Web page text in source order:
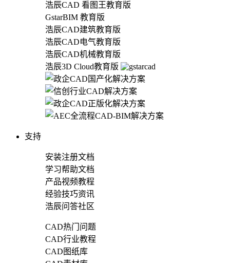
浩辰CAD 看图王教育版
GstarBIM 教育版
浩辰CAD建筑教育版
浩辰CAD电气教育版
浩辰CAD机械教育版
浩辰3D Cloud教育版
支持
安装注册文档
学习帮助文档
产品视频教程
经验技巧资讯
浩辰问答社区
CAD热门问题
CAD行业教程
CAD图纸库